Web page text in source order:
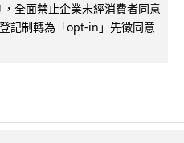
全面禁止企業未經消費者同意
記制轉為「opt-in」先徵同意